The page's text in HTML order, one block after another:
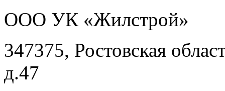
ООО УК «Жилстрой»
347375, Ростовская
д.47